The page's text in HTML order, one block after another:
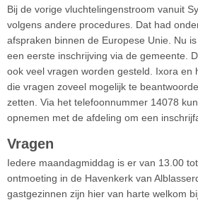
Bij de vorige vluchtelingenstroom vanuit
volgens andere procedures. Dat had
afspraken binnen de Europese Unie. Nu
een eerste inschrijving via de gemeente.
ook veel vragen worden gesteld. Ixora en
die vragen zoveel mogelijk te
zetten. Via het telefoonnummer 14078
opnemen met de afdeling om een
Vragen
Iedere maandagmiddag is er van 13.00
ontmoeting in de Havenkerk van
gastgezinnen zijn hier van harte welkom